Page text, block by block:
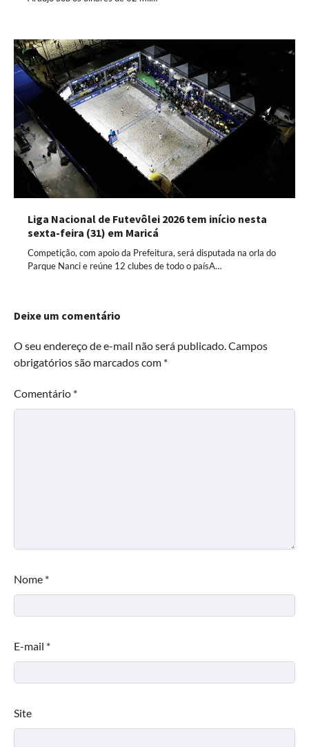
Liga Nacional de Futevôlei 2026 tem início nesta
sexta-feira (31) em Maricá
Competição, com apoio da Prefeitura, será disputada na orla do
Parque Nanci e reúne 12 clubes de todo o paísA…
Deixe um comentário
O seu endereço de e-mail não será publicado.Campos
obrigatórios são marcados com *
Comentário *
Nome *
E-mail *
Site